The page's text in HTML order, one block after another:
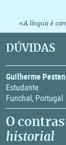
«A língua é
DÚVIDAS
Guilherme
Estudante
Funchal, Portugal
O
historial